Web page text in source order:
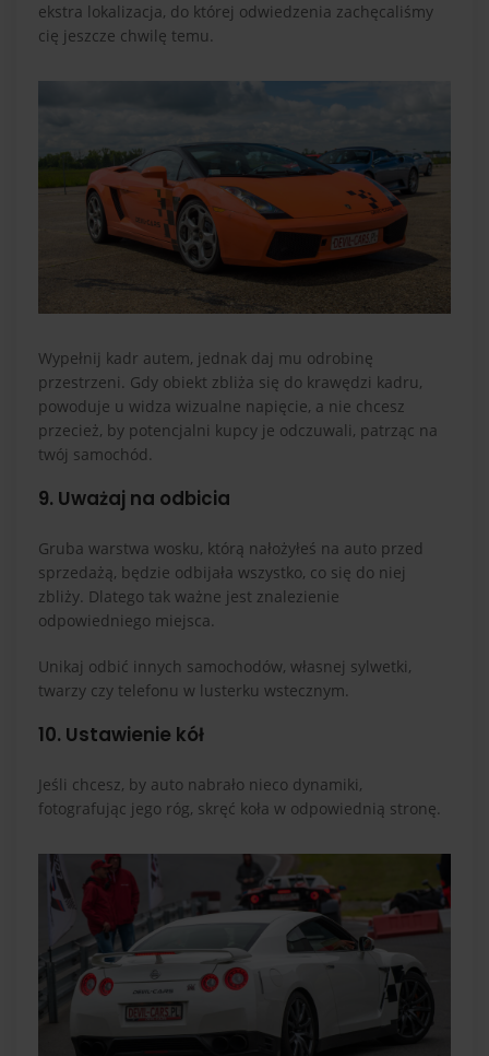
ekstra lokalizacja, do której odwiedzenia zachęcaliśmy
cię jeszcze chwilę temu.
Wypełnij kadr autem, jednak daj mu odrobinę
przestrzeni. Gdy obiekt zbliża się do krawędzi kadru,
powoduje u widza wizualne napięcie, a nie chcesz
przecież, by potencjalni kupcy je odczuwali, patrząc na
twój samochód.
9. Uważaj na odbicia
Gruba warstwa wosku, którą nałożyłeś na auto przed
sprzedażą, będzie odbijała wszystko, co się do niej
zbliży. Dlatego tak ważne jest znalezienie
odpowiedniego miejsca.
Unikaj odbić innych samochodów, własnej sylwetki,
twarzy czy telefonu w lusterku wstecznym.
10. Ustawienie kół
Jeśli chcesz, by auto nabrało nieco dynamiki,
fotografując jego róg, skręć koła w odpowiednią stronę.